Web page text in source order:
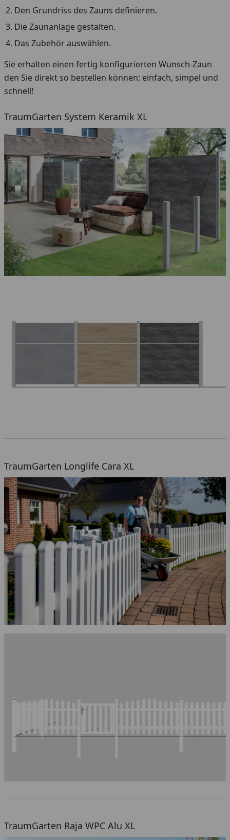
Den Grundriss des Zauns definieren.
Die Zaunanlage gestalten.
Das Zubehör auswählen.
Sie erhalten einen fertig konfigurierten Wunsch-Zaun
den Sie direkt so bestellen können: einfach, simpel und
schnell!
TraumGarten System Keramik XL
TraumGarten Longlife Cara XL
TraumGarten Raja WPC Alu XL